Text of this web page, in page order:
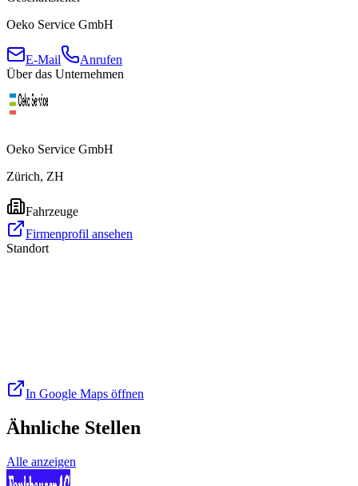
Oeko Service GmbH
E-Mail
Anrufen
Über das Unternehmen
Oeko Service GmbH
Zürich, ZH
Fahrzeuge
Firmenprofil ansehen
Standort
In Google Maps öffnen
Ähnliche Stellen
Alle anzeigen